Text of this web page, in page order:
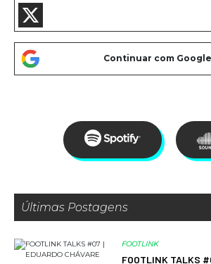
Últimas Postagens
FOOTLINK
FOOTLINK TALKS